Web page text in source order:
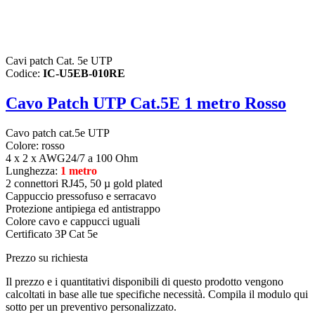
Cavi patch Cat. 5e UTP
Codice: IC-U5EB-010RE
Cavo Patch UTP Cat.5E 1 metro Rosso
Cavo patch cat.5e UTP
Colore: rosso
4 x 2 x AWG24/7 a 100 Ohm
Lunghezza: 1 metro
2 connettori RJ45, 50 µ gold plated
Cappuccio pressofuso e serracavo
Protezione antipiega ed antistrappo
Colore cavo e cappucci uguali
Certificato 3P Cat 5e
Prezzo su richiesta
Il prezzo e i quantitativi disponibili di questo prodotto vengono
calcoltati in base alle tue specifiche necessità. Compila il modulo qui
sotto per un preventivo personalizzato.